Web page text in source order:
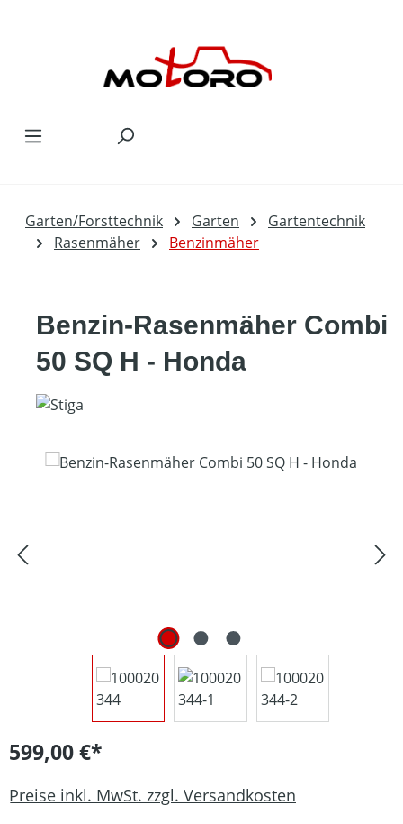
Garten/Forsttechnik Garten
Gartentechnik
Rasenmäher
Benzinmäher
Benzin-Rasenmäher Combi
50 SQ H - Honda
Bildergalerie überspringen
599,00 €*
Preise inkl. MwSt. zzgl. Versandkosten